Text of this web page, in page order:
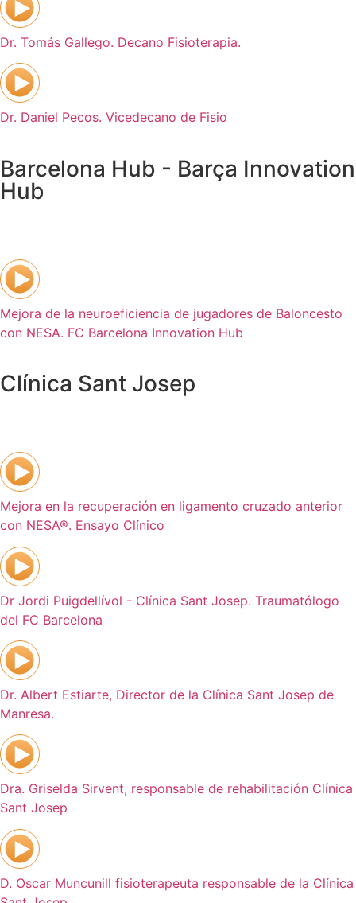
Dr. Tomás Gallego. Decano Fisioterapia.
Dr. Daniel Pecos. Vicedecano de Fisio
Barcelona Hub - Barça Innovation
Hub
Mejora de la neuroeficiencia de jugadores de Baloncesto
con NESA. FC Barcelona Innovation Hub
Clínica Sant Josep
Mejora en la recuperación en ligamento cruzado anterior
con NESA®. Ensayo Clínico
Dr Jordi Puigdellívol - Clínica Sant Josep. Traumatólogo
del FC Barcelona
Dr. Albert Estiarte, Director de la Clínica Sant Josep de
Manresa.
Dra. Griselda Sirvent, responsable de rehabilitación Clínica
Sant Josep
D. Oscar Muncunill fisioterapeuta responsable de la Clínica